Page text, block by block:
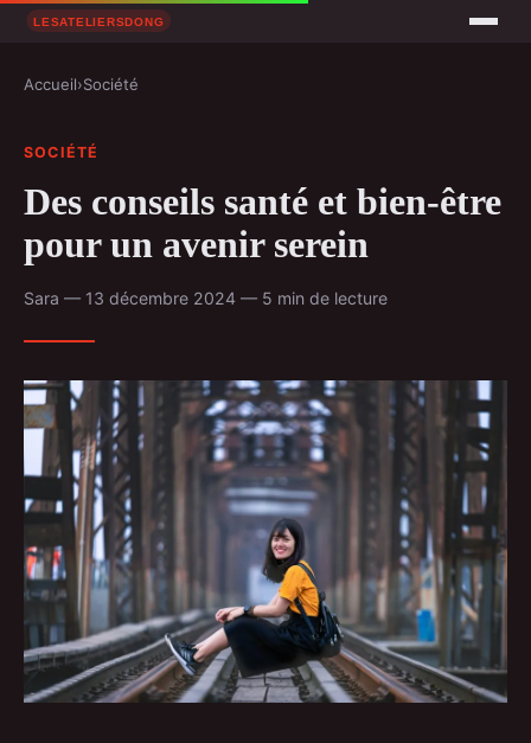
Accueil›Société
SOCIÉTÉ
Des conseils santé et bien-être
pour un avenir serein
Sara — 13 décembre 2024 — 5 min de lecture